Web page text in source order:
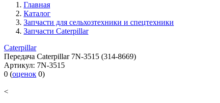
Главная
Каталог
Запчасти для сельхозтехники и спецтехники
Запчасти Caterpillar
Caterpillar
Передача Caterpillar 7N-3515 (314-8669)
Артикул: 7N-3515
0 (оценок 0)
<